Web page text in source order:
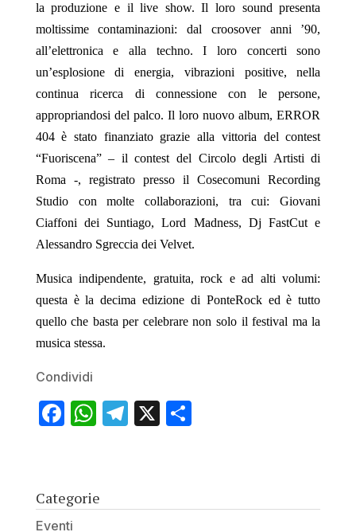
la produzione e il live show. Il loro sound presenta
moltissime contaminazioni: dal croosover anni ’90,
all’elettronica e alla techno. I loro concerti sono
un’esplosione di energia, vibrazioni positive, nella
continua ricerca di connessione con le persone,
appropriandosi del palco. Il loro nuovo album, ERROR
404 è stato finanziato grazie alla vittoria del contest
“Fuoriscena” – il contest del Circolo degli Artisti di
Roma -, registrato presso il Cosecomuni Recording
Studio con molte collaborazioni, tra cui: Giovani
Ciaffoni dei Suntiago, Lord Madness, Dj FastCut e
Alessandro Sgreccia dei Velvet.
Musica indipendente, gratuita, rock e ad alti volumi:
questa è la decima edizione di PonteRock ed è tutto
quello che basta per celebrare non solo il festival ma la
musica stessa.
Condividi
Facebook
WhatsApp
Telegram
X Condividi
Categorie
Eventi